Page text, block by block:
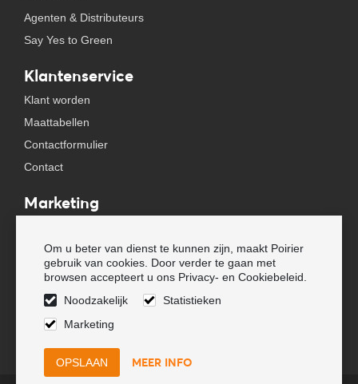
Om u beter van dienst te kunnen zijn, maakt Poirier
gebruik van cookies. Door verder te gaan met
browsen accepteert u ons Privacy- en Cookiebeleid.
Noodzakelijk
Statistieken
Marketing
MEER INFO
Agenten & Distributeurs
Say Yes to Green
Klantenservice
Klant worden
Maattabellen
Contactformulier
Contact
Marketing
Pers & Media
Nieuwsbrieven
Volg ons